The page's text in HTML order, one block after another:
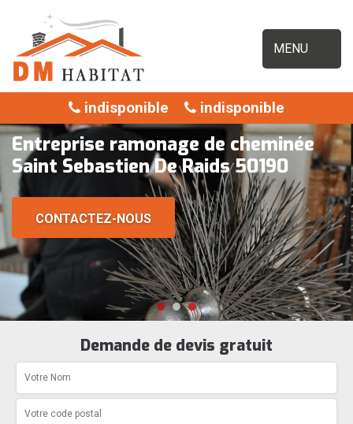
MENU
indisponible indisponible
Entreprise ramonage de cheminée
Saint Sebastien De Raids 50190
CONTACTEZ-NOUS
Demande de devis gratuit